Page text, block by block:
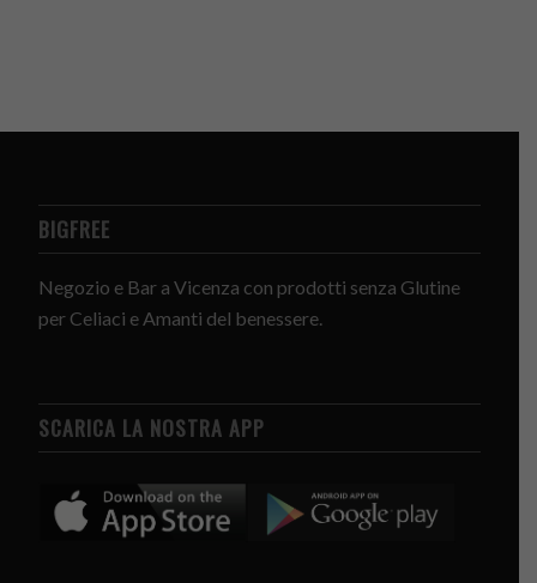
BIGFREE
Negozio e Bar a Vicenza con prodotti senza Glutine
per Celiaci e Amanti del benessere.
SCARICA LA NOSTRA APP